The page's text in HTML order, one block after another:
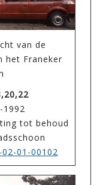
van de
het Franeker
1992
tot behoud
02-01-00102